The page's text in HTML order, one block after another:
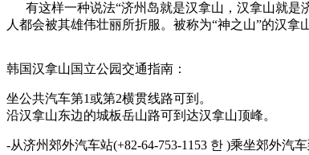
有这样一种说法“济州岛就是汉拿山，汉拿山就是
人都会被其雄伟壮丽所折服。被称为“神之山”的汉
韩国汉拿山国立公园交通指南：
坐公共汽车第1或第2横贯线路可到。
沿汉拿山东边的城板岳山路可到达汉拿山顶峰。
-从济州郊外汽车站(+82-64-753-1153 한 )乘坐郊外汽